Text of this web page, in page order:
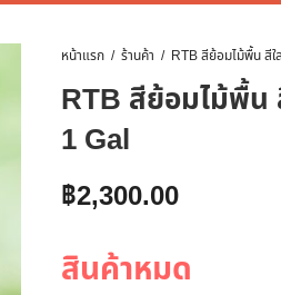
หน้าแรก ร้านค้า
RTB สีย้อมไม้พื้น
1 Gal
฿2,300.00
สินค้าหมด